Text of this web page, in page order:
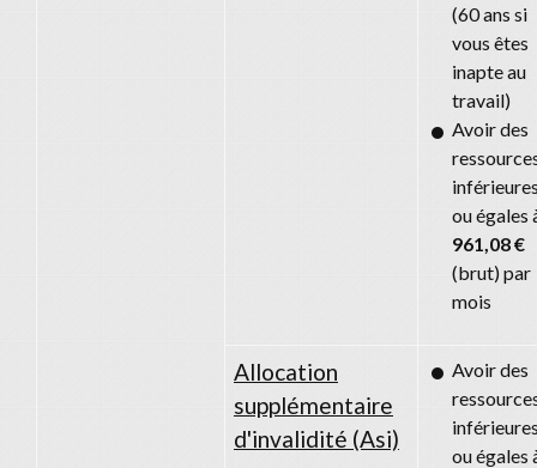
(60 ans si
vous êtes
inapte au
travail)
Avoir des
ou égales
961,08 €
(brut) par
mois
Allocation
supplémentaire
d'invalidité (Asi)
Avoir des
ou égales